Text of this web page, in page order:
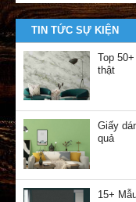
TIN TỨC SỰ KIỆN
Top
thật
Giấy
quả
15+